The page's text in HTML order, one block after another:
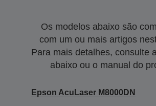
Os modelos abaixo são
com um ou mais artigos
Para mais detalhes, consulte
abaixo ou o manual do
Epson AcuLaser M8000DN